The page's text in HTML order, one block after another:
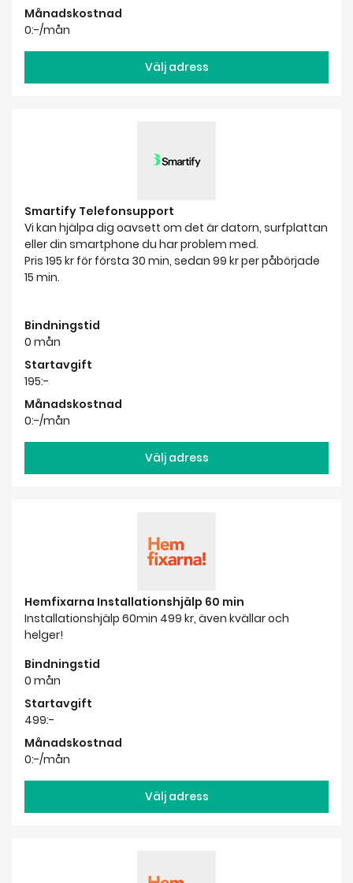
Månadskostnad
0:-/mån
Välj adress
Smartify Telefonsupport
Vi kan hjälpa dig oavsett om det är datorn, surfplattan
eller din smartphone du har problem med.
Pris 195 kr för första 30 min, sedan 99 kr per påbörjade
15 min.
Bindningstid
0 mån
Startavgift
195:-
Månadskostnad
0:-/mån
Välj adress
Hemfixarna Installationshjälp 60 min
Installationshjälp 60min 499 kr, även kvällar och
helger!
Bindningstid
0 mån
Startavgift
499:-
Månadskostnad
0:-/mån
Välj adress